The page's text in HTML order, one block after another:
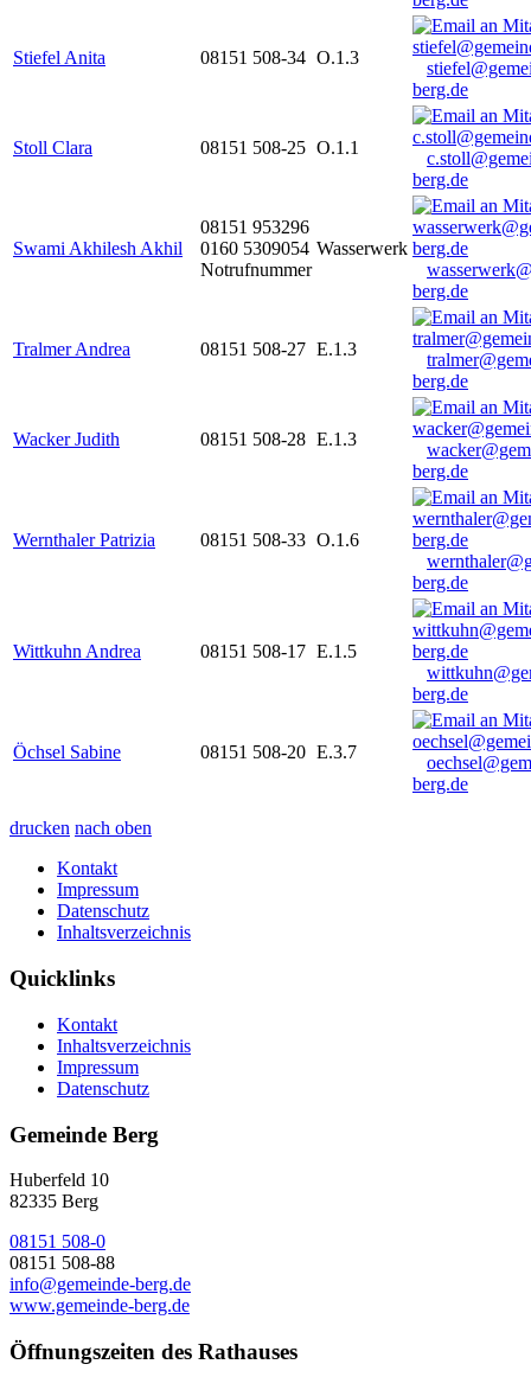
Stiefel Anita 08151 508-34 O.1.3
berg.de
Stoll Clara 08151 508-25 O.1.1
berg.de
Swami Akhilesh Akhil
08151 953296
0160 5309054
Notrufnummer
Wasserwerk
berg.de
Tralmer Andrea 08151 508-27 E.1.3
berg.de
Wacker Judith 08151 508-28 E.1.3
berg.de
Wernthaler Patrizia 08151 508-33 O.1.6
berg.de
Wittkuhn Andrea 08151 508-17 E.1.5
berg.de
Öchsel Sabine 08151 508-20 E.3.7
berg.de
drucken nach oben
Kontakt
Impressum
Datenschutz
Inhaltsverzeichnis
Quicklinks
Kontakt
Inhaltsverzeichnis
Impressum
Datenschutz
Gemeinde Berg
Huberfeld 10
82335 Berg
08151 508-0
08151 508-88
info@gemeinde-berg.de
www.gemeinde-berg.de
Öffnungszeiten des Rathauses